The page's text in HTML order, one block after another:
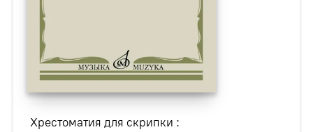
Хрестоматия для скрипки :